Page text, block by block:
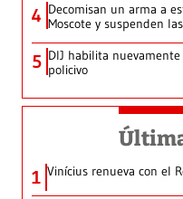
4 Decomisan un arma a
Moscote y suspenden
5 DIJ habilita
policivo
1 Vinícius renueva con el